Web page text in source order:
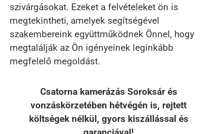
szivárgásokat. Ezeket a felvételeket ön is
megtekintheti, amelyek segítségével
szakembereink együttműködnek Önnel, hogy
megtalálják az Ön igényeinek leginkább
megfelelő megoldást.
Csatorna kamerázás Soroksár és
vonzáskörzetében hétvégén is, rejtett
költségek nélkül, gyors kiszállással és